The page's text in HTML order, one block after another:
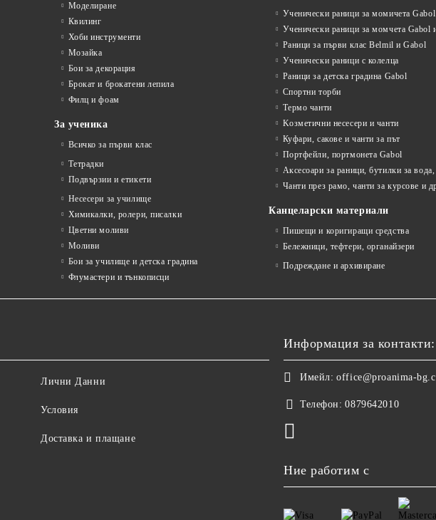
Моделиране
Квилинг
Хоби инструменти
Мозайка
Бои за декорация
Брокат и брокатени лепила
Филц и фоам
За ученика
Всичко за първи клас
Тетрадки
Подвързии и етикети
Несесери за училище
Химикалки, ролери, писалки
Цветни моливи
Моливи
Бои за училище и детска градина
Флумастери и тънкописци
Ученически раници за момичета
Ученически раници за момчета Gabol
Раници за първи клас Belmil и Gabol
Ученически раници с колелца
Раници за детска градина Gabol
Спортни торби
Термо чанти
Kозметични несесери и чанти
Куфари, сакове и чанти за път
Портфейли, портмонета Gabol
Аксесоари за раници, бутилки за
Чанти през рамо, чанти за курсове и
Канцеларски материали
Пишещи и коригиращи средства
Бележници, тефтери, органайзери
Подреждане и архивиране
Лични Данни
Условия
Доставка и плащане
Информация за контакти:
Имейл: office@proanima-
Телефон: 0879642010
Ние работим с